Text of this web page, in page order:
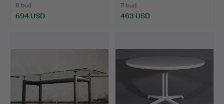
8 bud
694 USD
11 bud
463 USD